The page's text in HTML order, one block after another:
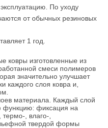
эксплуатацию. По уходу
от обычных резиновых
1 год.
ковры изготовленные из
смеси полимеров
значительно улучшает
каждого слоя ковра и,
материала. Каждый слой
функцию: фиксация на
, влаго-,
твердой формы